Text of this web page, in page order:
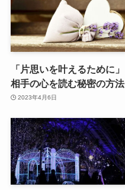
「片思いを叶えるために」
相手の心を読む秘密の方法
2023年4月6日